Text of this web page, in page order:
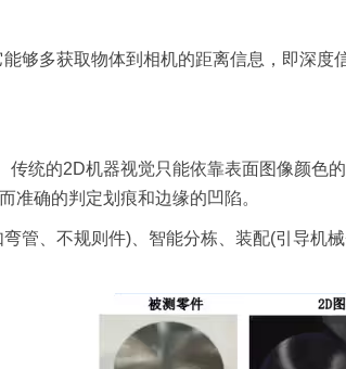
够多获取物体到相机的距离信息，即深
统的2D机器视觉只能依靠表面图像颜色
准确的判定划痕和边缘的凹陷。
管、不规则件)、智能分栋、装配(引导机